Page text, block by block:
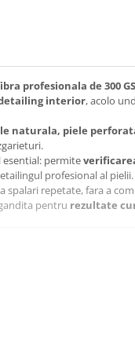
profesionala de 300
interior, acolo
naturala, piele
permite
profesional al pielii.
spalari repetate, fara a
pentru rezultate